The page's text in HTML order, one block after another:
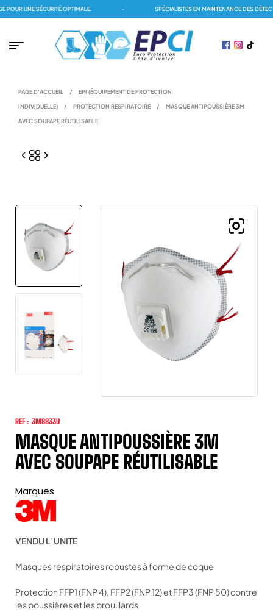
UNE SÉCURITÉ OPTIMALE. SPÉCIALISTES EN MAINTENANCE DES
PAGE D'ACCUEIL / EPI (ÉQUIPEMENT DE PROTECTION
INDIVIDUELLE) / PROTECTION RESPIRATOIRE / MASQUE ANTIPOUSSIÈRE 3M
AVEC SOUPAPE RÉUTILISABLE
REF : 3M8833U
MASQUE ANTIPOUSSIÈRE 3M
AVEC SOUPAPE RÉUTILISABLE
Marques
VENDU L’UNITE
Masques respiratoires robustes à forme de coque
Protection FFP1 (FNP 4), FFP2 (FNP 12) et FFP3 (FNP 50) contre
les poussières et les brouillards